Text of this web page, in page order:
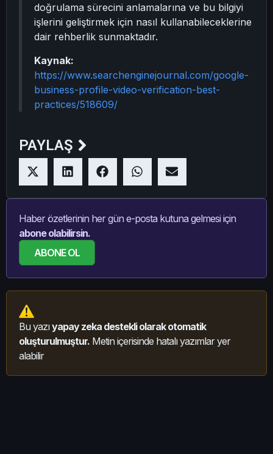
doğrulama sürecini anlamalarına ve bu bilgiyi
işlerini geliştirmek için nasıl kullanabileceklerine
dair rehberlik sunmaktadır.
Kaynak:
https://www.searchenginejournal.com/google-
business-profile-video-verification-best-
practices/518609/
PAYLAŞ
Haber özetlerinin her gün e-posta kutuna gelmesi için
abone olabilirsin.
ABONE OL
Bu yazıyapay zeka destekli olarak otomatik
oluşturulmuştur. Metin içerisinde hatalı yazımlar yer
alabilir